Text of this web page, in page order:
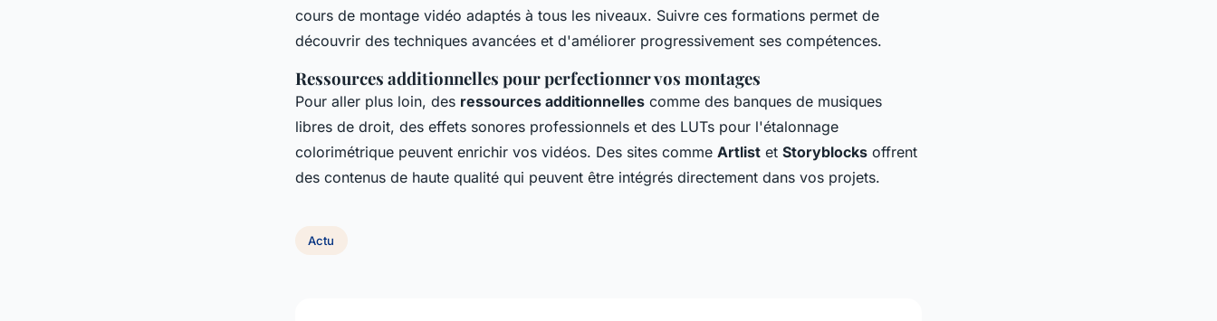
cours de montage vidéo adaptés à tous les niveaux. Suivre ces formations permet de
découvrir des techniques avancées et d'améliorer progressivement ses compétences.
Ressources additionnelles pour perfectionner vos montages
Pour aller plus loin, des ressources additionnelles comme des banques de musiques
libres de droit, des effets sonores professionnels et des LUTs pour l'étalonnage
colorimétrique peuvent enrichir vos vidéos. Des sites comme Artlist et Storyblocks offrent
des contenus de haute qualité qui peuvent être intégrés directement dans vos projets.
Actu